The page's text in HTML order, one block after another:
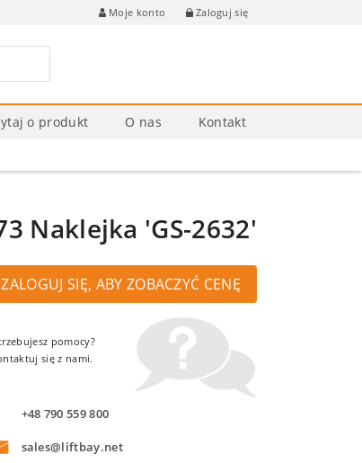
Moje konto Zaloguj się
o produkt O nas Kontakt
Naklejka 'GS-2632′
ZALOGUJ SIĘ, ABY ZOBACZYĆ CENĘ
pomocy?
się z nami.
+48 790 559 800
sales@liftbay.net